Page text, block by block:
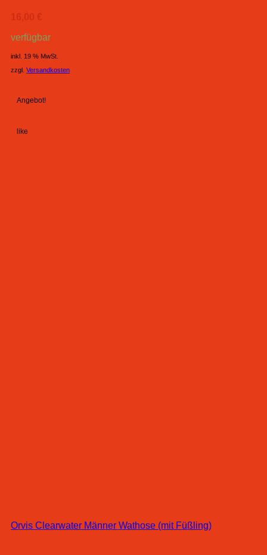
16,00 €
verfügbar
inkl. 19 % MwSt.
zzgl. Versandkosten
Angebot!
like
Orvis Clearwater Männer Wathose (mit Füßling)